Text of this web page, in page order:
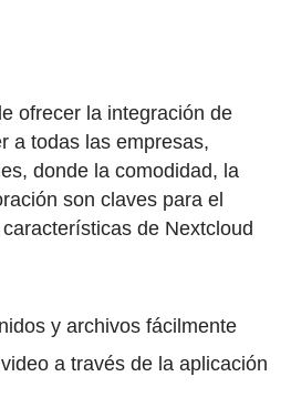
ofrecer la integración de
a todas las empresas,
donde la comodidad, la
son claves para el
de Nextcloud
y archivos fácilmente
a través de la aplicación